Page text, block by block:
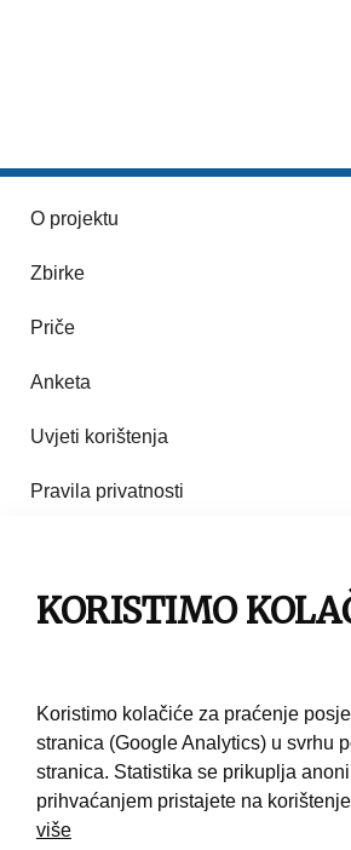
O projektu
Zbirke
Priče
Anketa
Uvjeti korištenja
Pravila privatnosti
Pravila korištenja
KORISTIMO
Koristimo kolačiće za praćenje
stranica (Google Analytics) u svrhu
stranica. Statistika se prikuplja
prihvaćanjem pristajete na
više